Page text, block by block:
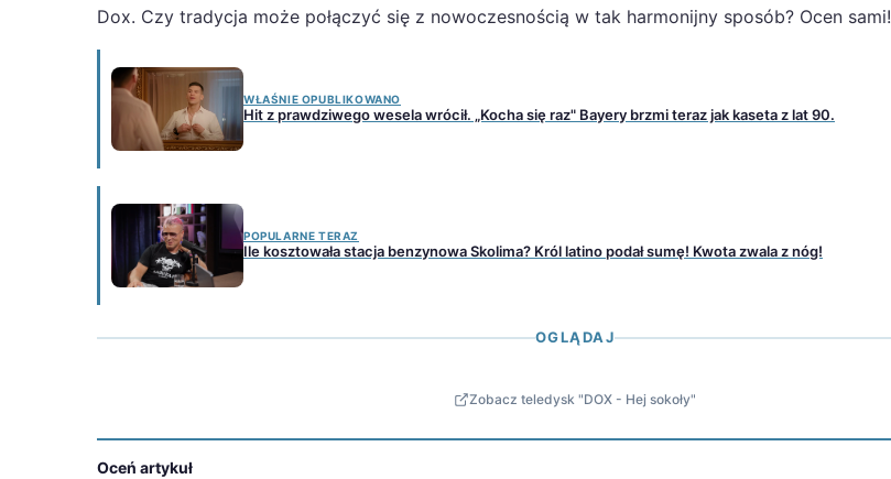
Dox. Czy tradycja może połączyć się z nowoczesnością w tak harmonijny sposób? Ocen sami!
WŁAŚNIE OPUBLIKOWANO
Hit z prawdziwego wesela wrócił. „Kocha się raz" Bayery brzmi teraz jak kaseta z lat 90.
POPULARNE TERAZ
Ile kosztowała stacja benzynowa Skolima? Król latino podał sumę! Kwota zwala z nóg!
OGLĄDAJ
Zobacz teledysk "DOX - Hej sokoły"
Oceń artykuł